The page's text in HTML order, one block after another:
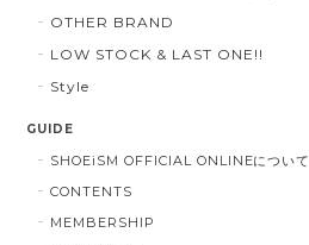
OTHER BRAND
LOW STOCK & LAST ONE!!
Style
GUIDE
SHOEiSM OFFICIAL ONLINEについて
CONTENTS
MEMBERSHIP